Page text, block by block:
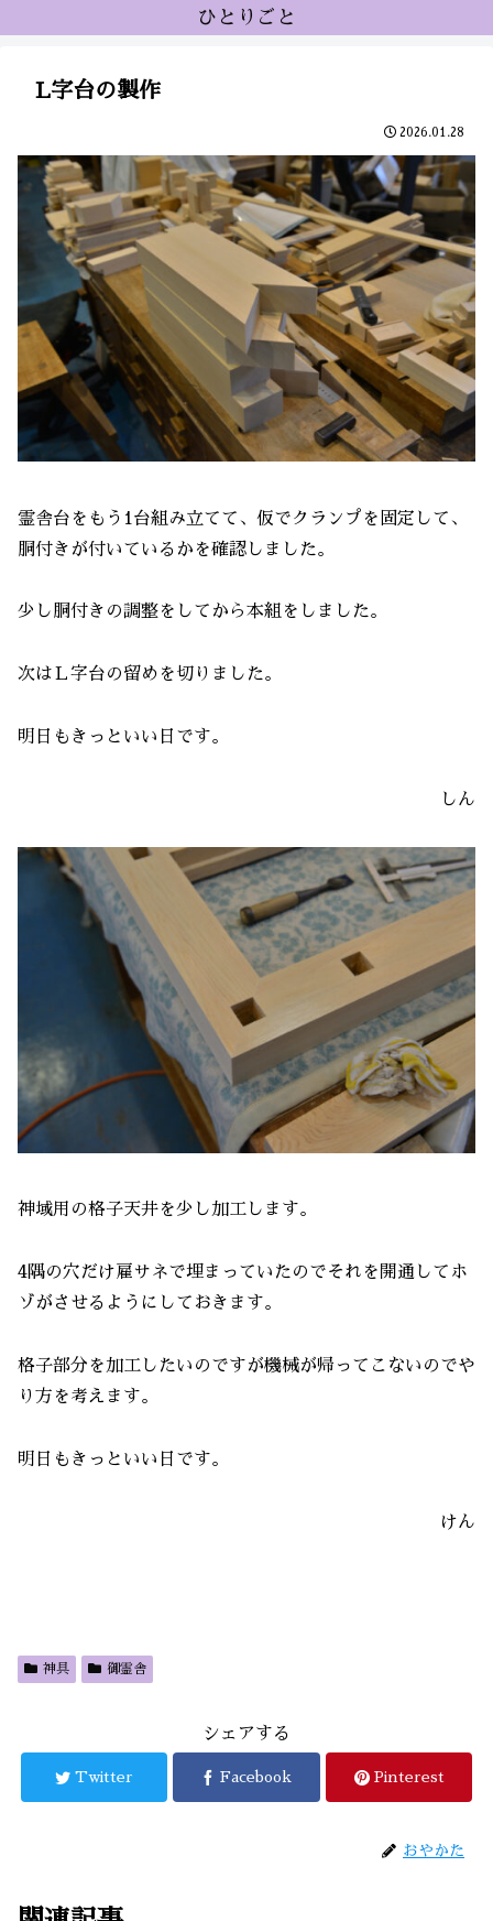
ひとりごと
L字台の製作
2026.01.28
霊舎台をもう1台組み立てて、仮でクランプを固定して、
胴付きが付いているかを確認しました。
少し胴付きの調整をしてから本組をしました。
次はＬ字台の留めを切りました。
明日もきっといい日です。
しん
神域用の格子天井を少し加工します。
4隅の穴だけ雇サネで埋まっていたのでそれを開通してホ
ゾがさせるようにしておきます。
格子部分を加工したいのですが機械が帰ってこないのでや
り方を考えます。
明日もきっといい日です。
けん
神具 御霊舎
シェアする
Twitter Facebook Pinterest
おやかた